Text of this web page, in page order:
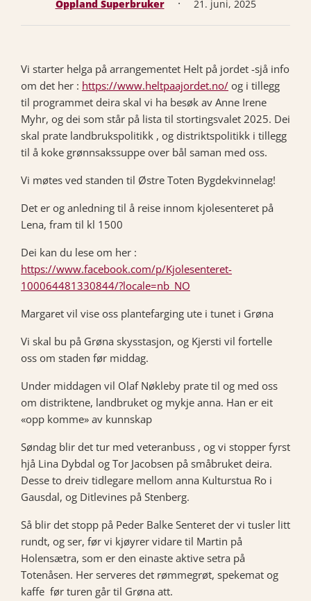
Oppland Superbruker · 21. juni, 2025
Vi starter helga på arrangementet Helt på jordet -sjå info
om det her : https://www.heltpaajordet.no/ og i tillegg
til programmet deira skal vi ha besøk av Anne Irene
Myhr, og dei som står på lista til stortingsvalet 2025. Dei
skal prate landbrukspolitikk , og distriktspolitikk i tillegg
til å koke grønnsakssuppe over bål saman med oss.
Vi møtes ved standen til Østre Toten Bygdekvinnelag!
Det er og anledning til å reise innom kjolesenteret på
Lena, fram til kl 1500
Dei kan du lese om her :
https://www.facebook.com/p/Kjolesenteret-
100064481330844/?locale=nb_NO
Margaret vil vise oss plantefarging ute i tunet i Grøna
Vi skal bu på Grøna skysstasjon, og Kjersti vil fortelle
oss om staden før middag.
Under middagen vil Olaf Nøkleby prate til og med oss
om distriktene, landbruket og mykje anna. Han er eit
«opp komme» av kunnskap
Søndag blir det tur med veteranbuss , og vi stopper fyrst
hjå Lina Dybdal og Tor Jacobsen på småbruket deira.
Desse to dreiv tidlegare mellom anna Kulturstua Ro i
Gausdal, og Ditlevines på Stenberg.
Så blir det stopp på Peder Balke Senteret der vi tusler litt
rundt, og ser, før vi kjøyrer vidare til Martin på
Holensætra, som er den einaste aktive setra på
Totenåsen. Her serveres det rømmegrøt, spekemat og
kaffe før turen går til Grøna att.